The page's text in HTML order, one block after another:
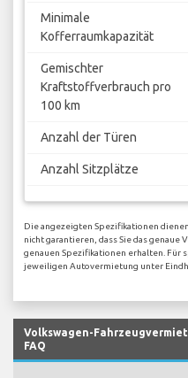
Minimale
Kofferraumkapazität
Gemischter
Kraftstoffverbrauch pro
100 km
Anzahl der Türen
Anzahl Sitzplätze
Die angezeigten Spezifikationen
nicht garantieren, dass Sie das genaue
genauen Spezifikationen erhalten. Für
jeweiligen Autovermietung unter
Volkswagen-
FAQ